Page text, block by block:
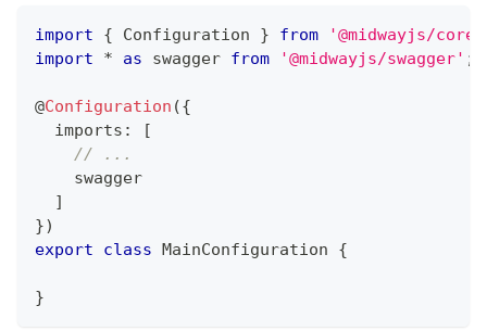
import { Configuration } from '@midwayjs/core'
import
* as swagger from '@midwayjs/swagger' ;
@Configuration ({
  imports
:
[
// ...
    swagger
]
})
export
class MainConfiguration {
}